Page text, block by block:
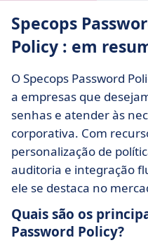
Specops
Policy : em
O Specops Password
a empresas que
senhas e atender às
corporativa. Com
personalização de
auditoria e integração
ele se destaca no
Quais são os
Password Policy?